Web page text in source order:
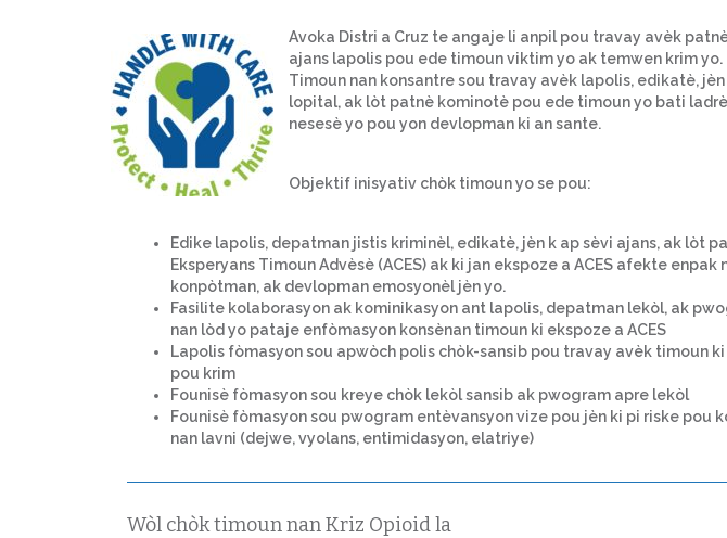
Avoka Distri a Cruz te angaje li anpil pou travay avèk
ajans lapolis pou ede timoun viktim yo ak temwen krim yo.
Timoun nan konsantre sou travay avèk lapolis, edikatè, jèn
lopital, ak lòt patnè kominotè pou ede timoun yo bati
nesesè yo pou yon devlopman ki an sante.
Objektif inisyativ chòk timoun yo se pou:
Edike lapolis, depatman jistis kriminèl, edikatè, jèn k ap sèvi ajans, ak lòt
Eksperyans Timoun Advèsè (ACES) ak ki jan ekspoze a ACES afekte enpak
konpòtman, ak devlopman emosyonèl jèn yo.
Fasilite kolaborasyon ak kominikasyon ant lapolis, depatman lekòl, ak
nan lòd yo pataje enfòmasyon konsènan timoun ki ekspoze a ACES
Lapolis fòmasyon sou apwòch polis chòk-sansib pou travay avèk timoun
pou krim
Founisè fòmasyon sou kreye chòk lekòl sansib ak pwogram apre lekòl
Founisè fòmasyon sou pwogram entèvansyon vize pou jèn ki pi riske pou
nan lavni (dejwe, vyolans, entimidasyon, elatriye)
Wòl chòk timoun nan Kriz Opioid la